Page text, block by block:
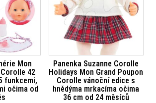
Mon
42
funkcemi,
očima od
Panenka Suzanne Corolle
Holidays Mon Grand Poupon
Corolle vánoční edice s
hnědýma mrkacíma očima
36 cm od 24 měsíců